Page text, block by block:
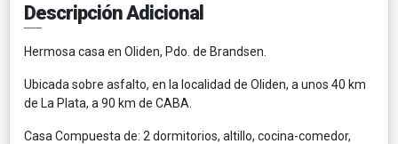
Descripción Adicional
Hermosa casa en Oliden, Pdo. de Brandsen.
Ubicada sobre asfalto, en la localidad de Oliden, a unos 40 km
de La Plata, a 90 km de CABA.
Casa Compuesta de: 2 dormitorios, altillo, cocina-comedor,